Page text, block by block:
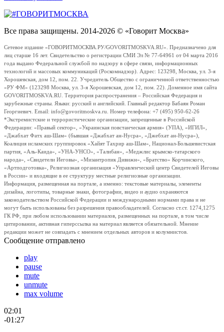
Все права защищены. 2014-2026 © «Говорит Москва»
Сетевое издание «ГОВОРИТМОСКВА.РУ/GOVORITMOSKVA.RU». Предназначено для
лиц старше 16 лет. Свидетельство о регистрации СМИ Эл № 77-64961 от 04 марта 2016
года выдано Федеральной службой по надзору в сфере связи, информационных
технологий и массовых коммуникаций (Роскомнадзор). Адрес: 123298, Москва, ул. 3-я
Хорошевская, дом 12, пом. 22. Учредитель Общество с ограниченной ответственностью
«РУ ФМ» (123298 Москва, ул. 3-я Хорошевская, дом 12, пом. 22). Доменное имя сайта
GOVORITMOSKVA.RU. Территория распространения – Российская Федерация и
зарубежные страны. Языки: русский и английский. Главный редактор Бабаян Роман
Георгиевич. Email: info@govoritmoskva.ru. Номер телефона: +7 (495) 950-62-26
*Экстремистские и террористические организации, запрещенные в Российской
Федерации: «Правый сектор», «Украинская повстанческая армия» (УПА), «ИГИЛ»,
«Джабхат Фатх аш-Шам» (бывшая «Джабхат ан-Нусра», «Джебхат ан-Нусра»),
Коалиция исламских группировок «Хайят Тахрир аш-Шам», Национал-Большевистская
партия, «Аль-Каида», «УНА-УНСО», «Талибан», «Меджлис крымско-татарского
народа», «Свидетели Иеговы», «Мизантропик Дивижн», «Братство» Корчинского,
«Артподготовка», Религиозная организация «Управленческий центр Свидетелей Иеговы
в России» и входящие в ее структуру местные религиозные организации.
Информация, размещенная на портале, а именно: текстовые материалы, элементы
дизайна, логотипы, товарные знаки, фотографии, видео и аудио охраняются
законодательством Российской Федерации и международными нормами права и не
могут быть использованы без разрешения правообладателей. Согласно ст.ст. 1274,1275
ГК РФ, при любом использовании материалов, размещенных на портале, в том числе
цитировании, активная гиперссылка на материал является обязательной. Мнение
редакции может не совпадать с мнением отдельных авторов и колумнистов.
Сообщение отправлено
play
pause
mute
unmute
max volume
02:01
-01:27